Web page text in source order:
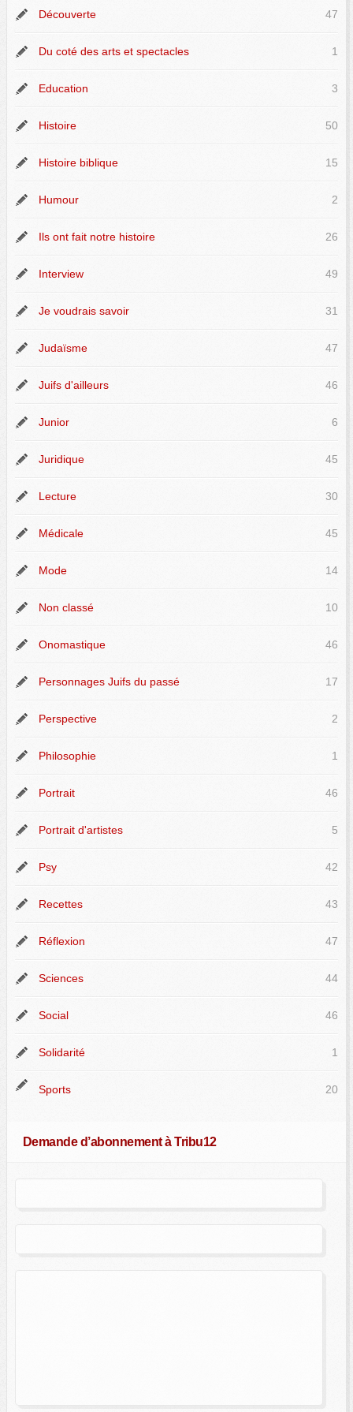
Découverte 47
Du coté des arts et spectacles 1
Education 3
Histoire 50
Histoire biblique 15
Humour 2
Ils ont fait notre histoire 26
Interview 49
Je voudrais savoir 31
Judaïsme 47
Juifs d'ailleurs 46
Junior 6
Juridique 45
Lecture 30
Médicale 45
Mode 14
Non classé 10
Onomastique 46
Personnages Juifs du passé 17
Perspective 2
Philosophie 1
Portrait 46
Portrait d'artistes 5
Psy 42
Recettes 43
Réflexion 47
Sciences 44
Social 46
Solidarité 1
Sports 20
Demande d’abonnement à Tribu12